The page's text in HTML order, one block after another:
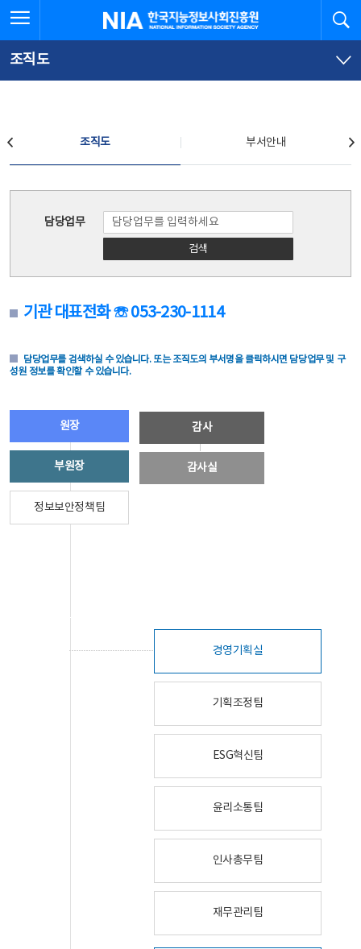
문
로
가
체
뉴
바
가
한국지능정보사회진흥원
조직도
조직도 부서안내
담당업무
검색
기관 대표전화 ☏ 053-230-1114
담당업무를 검색하실 수 있습니다. 또는 조직도의 부서명을 클릭하시면 담당업무 및 구
성원 정보를 확인할 수 있습니다.
원장
부원장
정보보안정책팀
감사
감사실
경영기획실
기획조정팀
ESG혁신팀
윤리소통팀
인사총무팀
재무관리팀